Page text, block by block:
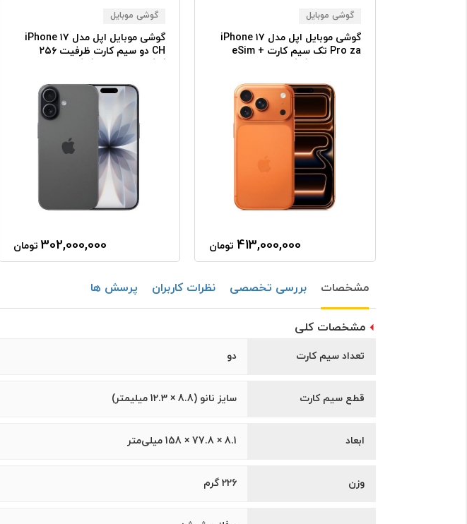
گوشی موبایل
گوشی موبایل اپل مدل iPhone ۱۷
Pro za تک سیم کارت + eSim
413,000,000 تومان
گوشی موبایل
گوشی موبایل اپل مدل iPhone ۱۷
CH دو سیم کارت ظرفیت ۲۵۶
302,000,000 تومان
مشخصات بررسی تخصصی نظرات کاربران پرسش ها
مشخصات کلی
تعداد سیم کارت دو
قطع سیم کارت سايز نانو (8.8 × 12.3 ميلیمتر)
ابعاد 8.1 × 77.8 × 158 میلی‌متر
وزن 226 گرم